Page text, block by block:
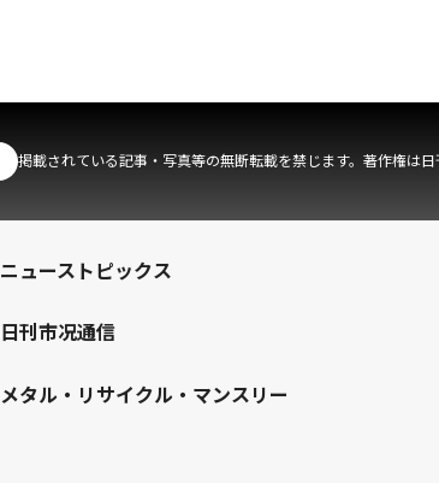
掲載されている記事・写真等の無断転載を禁じます。著作権は
ニューストピックス
日刊市况通信
メタル・リサイクル・マンスリー